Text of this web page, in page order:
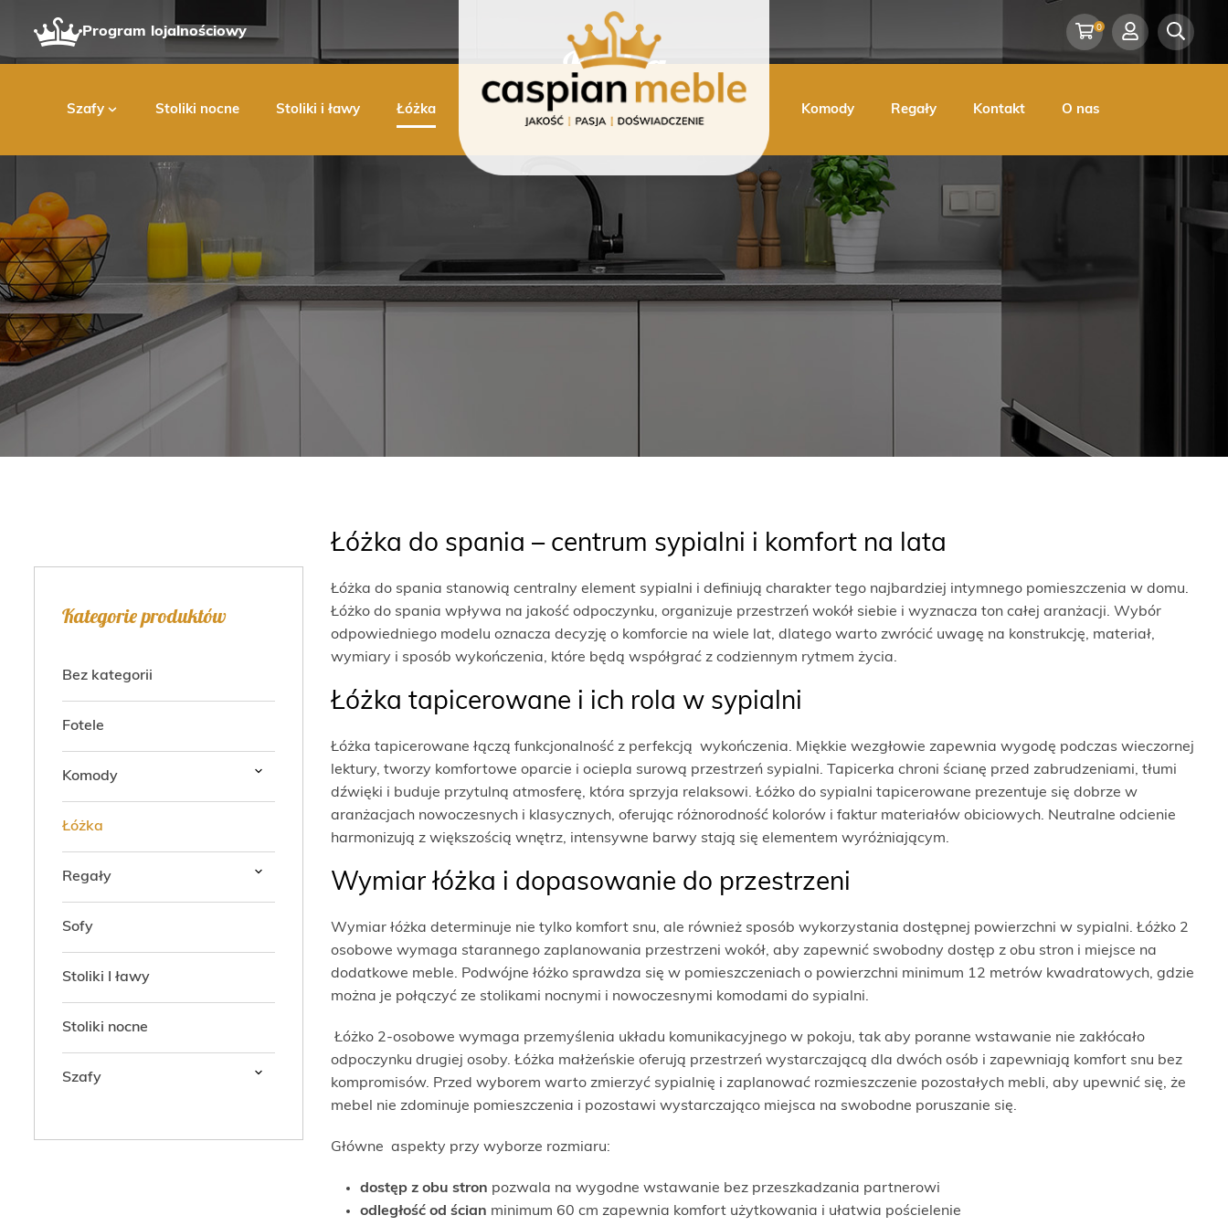
0
Program lojalnościowy
Szafy Stoliki nocne Stoliki i ławy Łóżka Komody Regały Kontakt O nas
Łóżka
Strona główna »Łóżka
Kategorie produktów
Bez kategorii
Fotele
Komody
Łóżka
Regały
Sofy
Stoliki I ławy
Stoliki nocne
Szafy
Łóżka do spania – centrum sypialni i komfort na lata
Łóżka do spania stanowią centralny element sypialni i definiują charakter tego najbardziej intymnego pomieszczenia w domu.
Łóżko do spania wpływa na jakość odpoczynku, organizuje przestrzeń wokół siebie i wyznacza ton całej aranżacji. Wybór
odpowiedniego modelu oznacza decyzję o komforcie na wiele lat, dlatego warto zwrócić uwagę na konstrukcję, materiał,
wymiary i sposób wykończenia, które będą współgrać z codziennym rytmem życia.
Łóżka tapicerowane i ich rola w sypialni
Łóżka tapicerowane łączą funkcjonalność z perfekcją wykończenia. Miękkie wezgłowie zapewnia wygodę podczas wieczornej
lektury, tworzy komfortowe oparcie i ociepla surową przestrzeń sypialni. Tapicerka chroni ścianę przed zabrudzeniami, tłumi
dźwięki i buduje przytulną atmosferę, która sprzyja relaksowi. Łóżko do sypialni tapicerowane prezentuje się dobrze w
aranżacjach nowoczesnych i klasycznych, oferując różnorodność kolorów i faktur materiałów obiciowych. Neutralne odcienie
harmonizują z większością wnętrz, intensywne barwy stają się elementem wyróżniającym.
Wymiar łóżka i dopasowanie do przestrzeni
Wymiar łóżka determinuje nie tylko komfort snu, ale również sposób wykorzystania dostępnej powierzchni w sypialni. Łóżko 2
osobowe wymaga starannego zaplanowania przestrzeni wokół, aby zapewnić swobodny dostęp z obu stron i miejsce na
dodatkowe meble. Podwójne łóżko sprawdza się w pomieszczeniach o powierzchni minimum 12 metrów kwadratowych, gdzie
można je połączyć ze stolikami nocnymi i nowoczesnymi komodami do sypialni.
Łóżko 2-osobowe wymaga przemyślenia układu komunikacyjnego w pokoju, tak aby poranne wstawanie nie zakłócało
odpoczynku drugiej osoby. Łóżka małżeńskie oferują przestrzeń wystarczającą dla dwóch osób i zapewniają komfort snu bez
kompromisów. Przed wyborem warto zmierzyć sypialnię i zaplanować rozmieszczenie pozostałych mebli, aby upewnić się, że
mebel nie zdominuje pomieszczenia i pozostawi wystarczająco miejsca na swobodne poruszanie się.
Główne aspekty przy wyborze rozmiaru:
dostęp z obu stron pozwala na wygodne wstawanie bez przeszkadzania partnerowi
odległość od ścian minimum 60 cm zapewnia komfort użytkowania i ułatwia pościelenie